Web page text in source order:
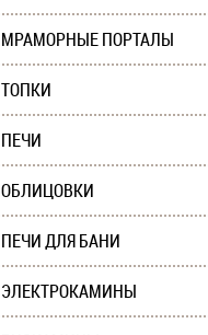
МРАМОРНЫЕ ПОРТАЛЫ
ТОПКИ
ПЕЧИ
ОБЛИЦОВКИ
ПЕЧИ ДЛЯ БАНИ
ЭЛЕКТРОКАМИНЫ